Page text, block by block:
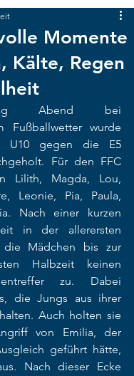
Momente
Kälte, Regen
Abend bei
Fußballwetter wurde
U10 gegen die E5
Für den FFC
Lilith, Magda, Lou,
Leonie, Pia, Paula,
Nach einer kurzen
in der allerersten
die Mädchen bis zur
Halbzeit keinen
zu. Dabei
die Jungs aus ihrer
Auch holten sie
von Emilia, der
geführt hätte,
Nach dieser Ecke